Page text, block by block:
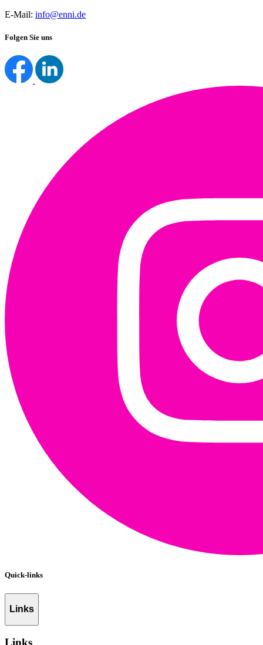
E-Mail: info@enni.de
Folgen Sie uns
Quick-links
Links